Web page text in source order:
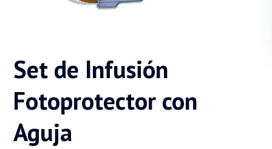
Set de Infusión
Fotoprotector con
Aguja